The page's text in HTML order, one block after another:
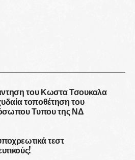
του Κωστα Τσουκαλα
τοποθέτηση του
Τυπου της ΝΔ
τεστ